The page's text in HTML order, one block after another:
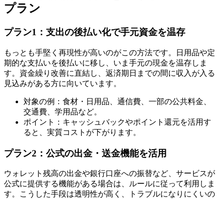
プラン
プラン1：支出の後払い化で手元資金を温存
もっとも手堅く再現性が高いのがこの方法です。日用品や定
期的な支払いを後払いに移し、いま手元の現金を温存しま
す。資金繰り改善に直結し、返済期日までの間に収入が入る
見込みがある方に向いています。
対象の例：食材・日用品、通信費、一部の公共料金、
交通費、学用品など。
ポイント：キャッシュバックやポイント還元を活用す
ると、実質コストが下がります。
プラン2：公式の出金・送金機能を活用
ウォレット残高の出金や銀行口座への振替など、サービスが
公式に提供する機能がある場合は、ルールに従って利用しま
す。こうした手段は透明性が高く、トラブルになりにくいの